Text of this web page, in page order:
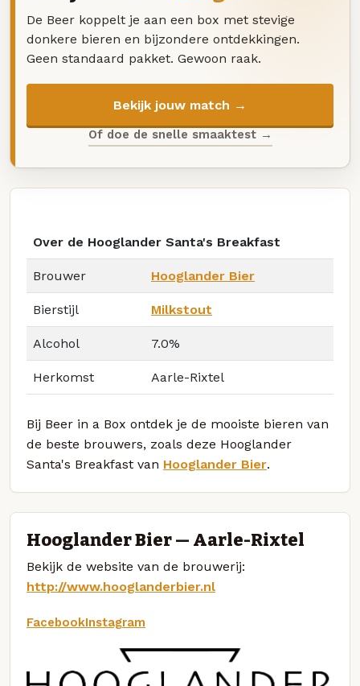
De Beer koppelt je aan een box met stevige
donkere bieren en bijzondere ontdekkingen.
Geen standaard pakket. Gewoon raak.
Bekijk jouw match →
Of doe de snelle smaaktest →
Over de Hooglander Santa's Breakfast
Brouwer Hooglander Bier
Bierstijl Milkstout
Alcohol 7.0%
Herkomst Aarle-Rixtel
Bij Beer in a Box ontdek je de mooiste bieren van
de beste brouwers, zoals deze Hooglander
Santa's Breakfast van Hooglander Bier.
Hooglander Bier — Aarle-Rixtel
Bekijk de website van de brouwerij:
http://www.hooglanderbier.nl
FacebookInstagram